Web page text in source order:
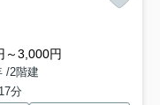
～3,000円
/2階建
分